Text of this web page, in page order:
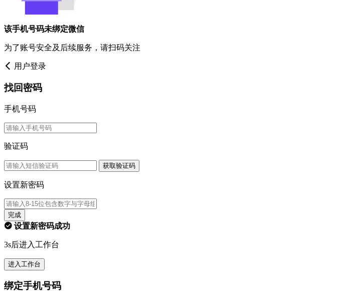
该手机号码未绑定微信
为了账号安全及后续服务，请扫码关注
用户登录
找回密码
手机号码
验证码
获取验证码
设置新密码
完成
设置新密码成功
3s后进入工作台
进入工作台
绑定手机号码